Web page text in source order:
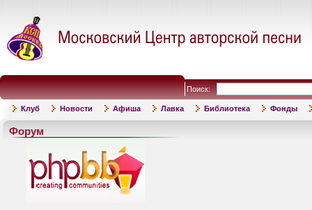
Поиск:
Клуб Новости Афиша Лавка Библиотека Фонды
Форум